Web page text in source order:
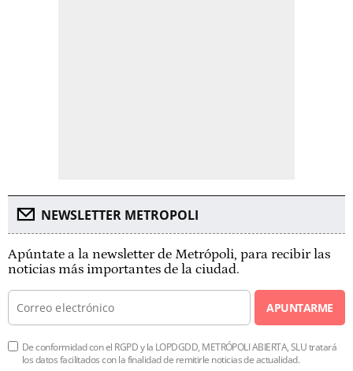
NEWSLETTER METROPOLI
Apúntate a la newsletter de Metrópoli, para recibir las
noticias más importantes de la ciudad.
APUNTARME
De conformidad con el RGPD y la LOPDGDD, METRÓPOLI ABIERTA, SLU tratará
los datos facilitados con la finalidad de remitirle noticias de actualidad.